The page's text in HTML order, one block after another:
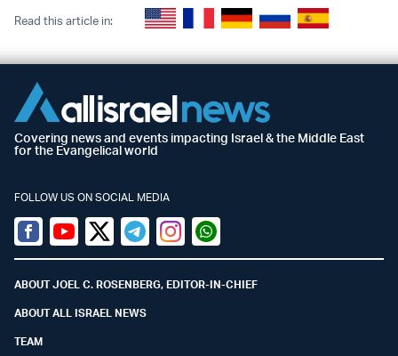
Read this article in:
Covering news and events impacting Israel & the Middle East
for the Evangelical world
FOLLOW US ON SOCIAL MEDIA
Facebook
YoutubeTwitter (X)
TelegramInstagramWhatsapp
ABOUT JOEL C. ROSENBERG, EDITOR-IN-CHIEF
ABOUT ALL ISRAEL NEWS
TEAM